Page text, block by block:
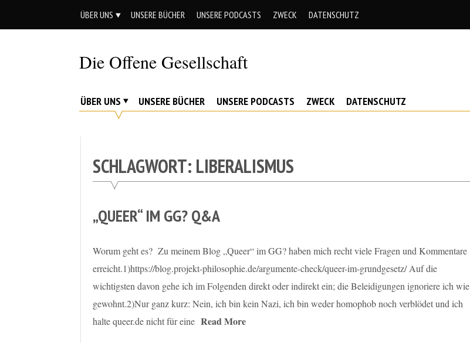
ÜBER UNS UNSERE BÜCHER UNSERE PODCASTS ZWECK DATENSCHUTZ
Die Offene Gesellschaft
Ethik.
Argumente.
ÜBER UNS UNSERE BÜCHER UNSERE PODCASTS ZWECK DATENSCHUTZ
SCHLAGWORT: LIBERALISMUS
„QUEER“ IM GG? Q&A
Worum geht es? Zu meinem Blog „Queer“ im GG? haben mich recht viele Fragen und Kommentare
erreicht.1)https://blog.projekt-philosophie.de/argumente-check/queer-im-grundgesetz/ Auf die
wichtigsten davon gehe ich im Folgenden direkt oder indirekt ein; die Beleidigungen ignoriere ich wie
gewohnt.2)Nur ganz kurz: Nein, ich bin kein Nazi, ich bin weder homophob noch verblödet und ich
halte queer.de nicht für eine Read More